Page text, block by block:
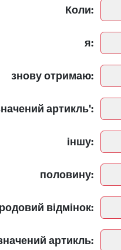
Коли:
я:
знову отримаю:
артикль':
іншу:
половину:
відмінок:
артикль: